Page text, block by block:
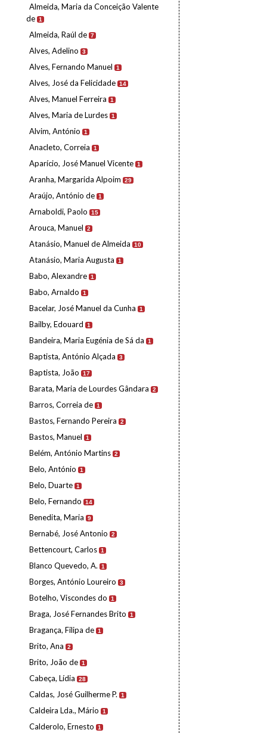
Almeida, Maria da Conceição Valente
de 1
Almeida, Raúl de 7
Alves, Adelino 3
Alves, Fernando Manuel 1
Alves, José da Felicidade 14
Alves, Manuel Ferreira 1
Alves, Maria de Lurdes 1
Alvim, António 1
Anacleto, Correia 1
Aparício, José Manuel Vicente 1
Aranha, Margarida Alpoim 29
Araújo, António de 1
Arnaboldi, Paolo 15
Arouca, Manuel 2
Atanásio, Manuel de Almeida 10
Atanásio, Maria Augusta 1
Babo, Alexandre 1
Babo, Arnaldo 1
Bacelar, José Manuel da Cunha 1
Bailby, Edouard 1
Bandeira, Maria Eugénia de Sá da 1
Baptista, António Alçada 3
Baptista, João 17
Barata, Maria de Lourdes Gândara 2
Barros, Correia de 1
Bastos, Fernando Pereira 2
Bastos, Manuel 1
Belém, António Martins 2
Belo, António 1
Belo, Duarte 1
Belo, Fernando 14
Benedita, Maria 9
Bernabé, José Antonio 2
Bettencourt, Carlos 1
Blanco Quevedo, A. 1
Borges, António Loureiro 3
Botelho, Viscondes do 1
Braga, José Fernandes Brito 1
Bragança, Filipa de 1
Brito, Ana 2
Brito, João de 1
Cabeça, Lídia 28
Caldas, José Guilherme P. 1
Caldeira Lda., Mário 1
Calderolo, Ernesto 1